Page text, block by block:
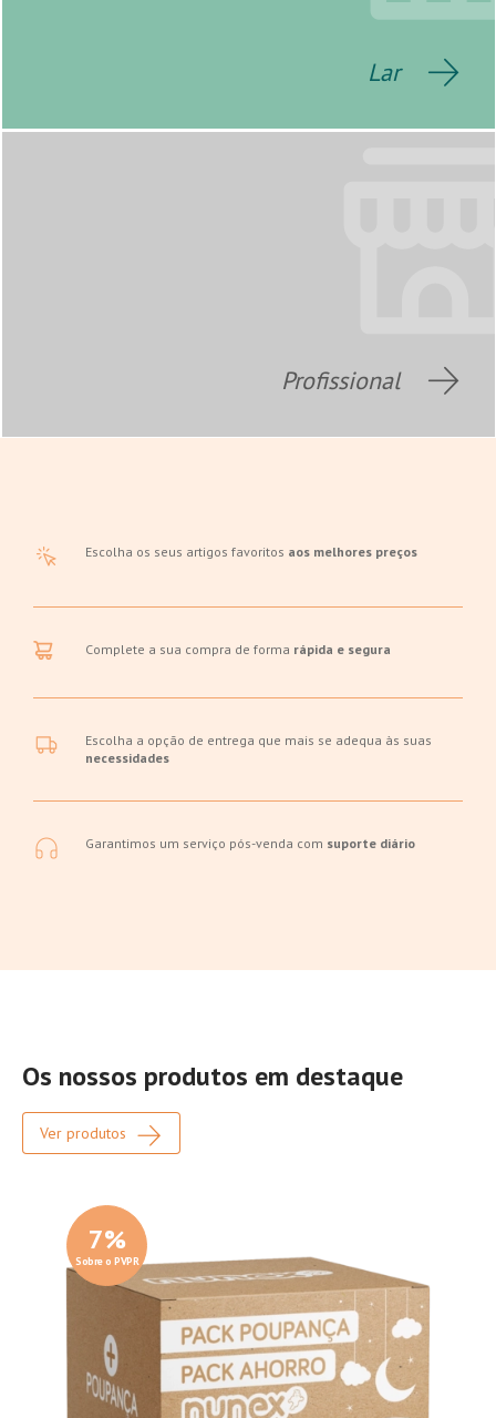
Lar
Profissional
Escolha os seus artigos favoritos aos melhores preços
Complete a sua compra de forma rápida e segura
Escolha a opção de entrega que mais se adequa às suas
necessidades
Garantimos um serviço pós-venda com suporte diário
Os nossos produtos em destaque
Ver produtos
7%
Sobre o PVPR